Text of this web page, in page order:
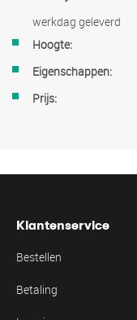
werkdag geleverd
Klantenservice
Bestellen
Betaling